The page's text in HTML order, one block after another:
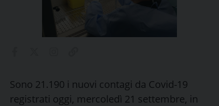
Sono 21.190 i nuovi contagi da Covid-19
registrati oggi, mercoledì 21 settembre, in